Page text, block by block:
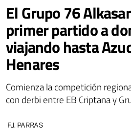
El Grupo 76
primer partido a
viajando hasta
Henares
Comienza la competición
con derbi entre EB Criptana y
F.J. PARRAS